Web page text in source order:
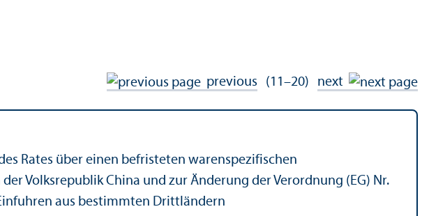
previous (11–20) next
Rates über einen befristeten warenspezifischen
Volksrepublik China und zur Änderung der Verordnung (EG) Nr.
aus bestimmten Drittländern